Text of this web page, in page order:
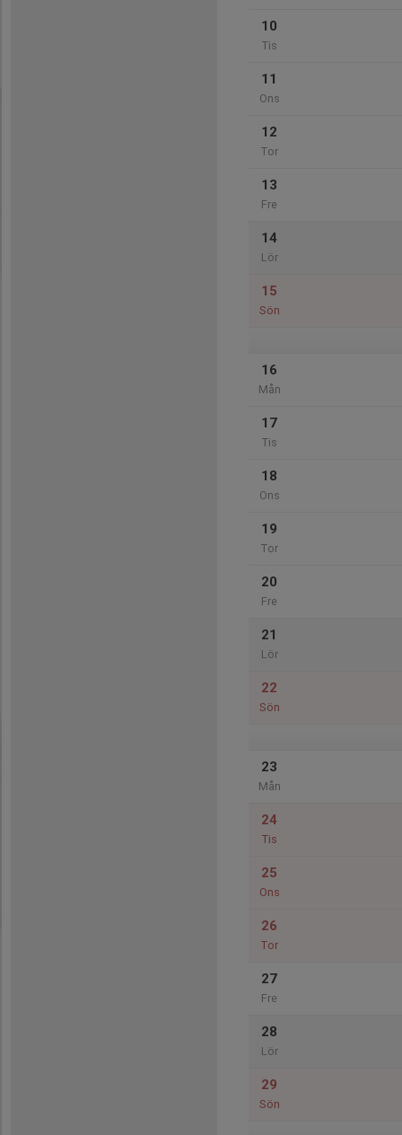
10
Tis
11
Ons
12
Tor
13
Fre
14
Lör
15
Sön
16
Mån
17
Tis
18
Ons
19
Tor
20
Fre
21
Lör
22
Sön
23
Mån
24
Tis
25
Ons
26
Tor
27
Fre
28
Lör
29
Sön